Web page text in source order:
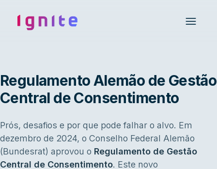
Ignite • Video Experience Cloud
Open
Regulamento Alemão de Gestão
Central de Consentimento
Prós, desafios e por que pode falhar o alvo. Em
dezembro de 2024, o Conselho Federal Alemão
(Bundesrat) aprovou o Regulamento de Gestão
Central de Consentimento. Este novo